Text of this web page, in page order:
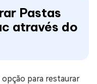
Pastas
através do
para restaurar